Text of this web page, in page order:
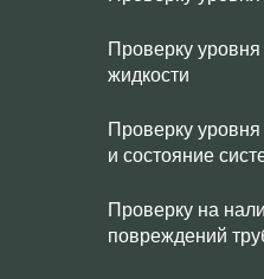
Проверку
жидкости
Проверку
и состояние
Проверку на
повреждений